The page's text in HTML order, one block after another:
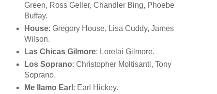
Green, Ross Geller, Chandler Bing, Phoebe
Buffay.
House: Gregory House, Lisa Cuddy, James
Wilson.
Las Chicas Gilmore: Lorelai Gilmore.
Los Soprano: Christopher Moltisanti, Tony
Soprano.
Me llamo Earl : Earl Hickey.